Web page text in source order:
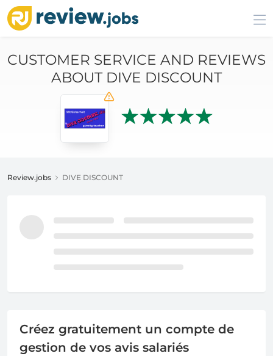
CUSTOMER SERVICE AND REVIEWS
ABOUT DIVE DISCOUNT
Review.jobs DIVE DISCOUNT
Créez gratuitement un compte de
gestion de vos avis salariés